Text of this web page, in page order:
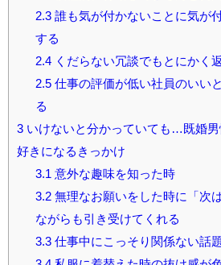
2.3誰も気が付かないことに気が
する
2.4くだらない冗談でもとにかく
2.5仕事の評価が低い社員のいい
る
3 いけないと分かっていても…既婚
好きになるきっかけ
3.1 意外な趣味を知った時
3.2無理なお願いをした時に「次
ながらも引き受けてくれる
3.3仕事中にこっそり関係ない話